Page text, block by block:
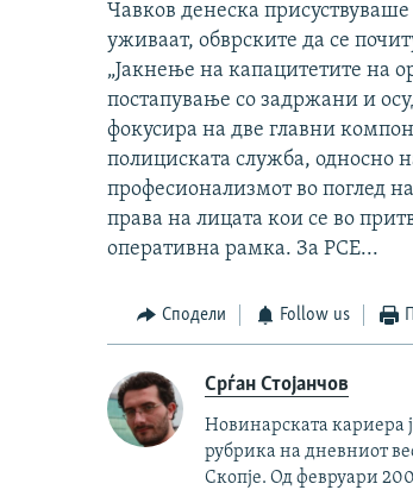
Чавков денеска
уживаат, обврските да се
„Јакнење на капацитетите на
постапување со задржани и
фокусира на две главни
полициската служба, односно
професионализмот во поглед
права на лицата кои се во
оперативна рамка. За РСЕ...
Сподели Follow us
Срѓан Стојанчов
Новинарската кариера
рубрика на дневниот
Скопје. Од февруари